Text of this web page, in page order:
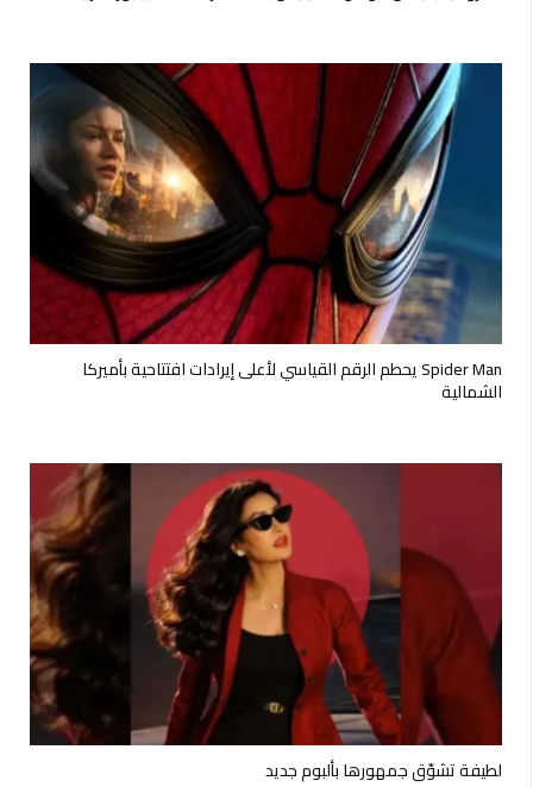
Spider Man يحطم الرقم القياسي لأعلى إيرادات افتتاحية بأميركا
الشمالية
لطيفة تشوّق جمهورها بألبوم جديد